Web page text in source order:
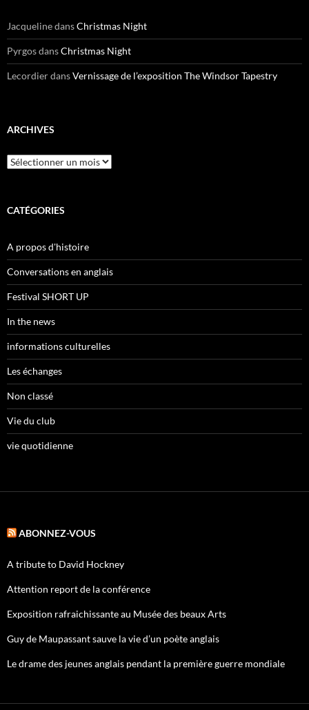
JacquelinedansChristmas Night
PyrgosdansChristmas Night
LecordierdansVernissage de l’exposition The Windsor Tapestry
ARCHIVES
Archives
CATÉGORIES
A propos d'histoire
Conversations en anglais
Festival SHORT UP
In the news
informations culturelles
Les échanges
Non classé
Vie du club
vie quotidienne
ABONNEZ-VOUS
A tribute to David Hockney
Attention report de la conférence
Exposition rafraichissante au Musée des beaux Arts
Guy de Maupassant sauve la vie d’un poète anglais
Le drame des jeunes anglais pendant la première guerre mondiale